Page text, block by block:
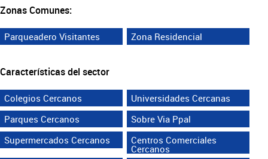
Zonas Comunes:
Parqueadero Visitantes Zona Residencial
Características del sector
Colegios Cercanos
Universidades Cercanas
Parques Cercanos
Sobre Via Ppal
Supermercados Cercanos
Centros Comerciales
Cercanos